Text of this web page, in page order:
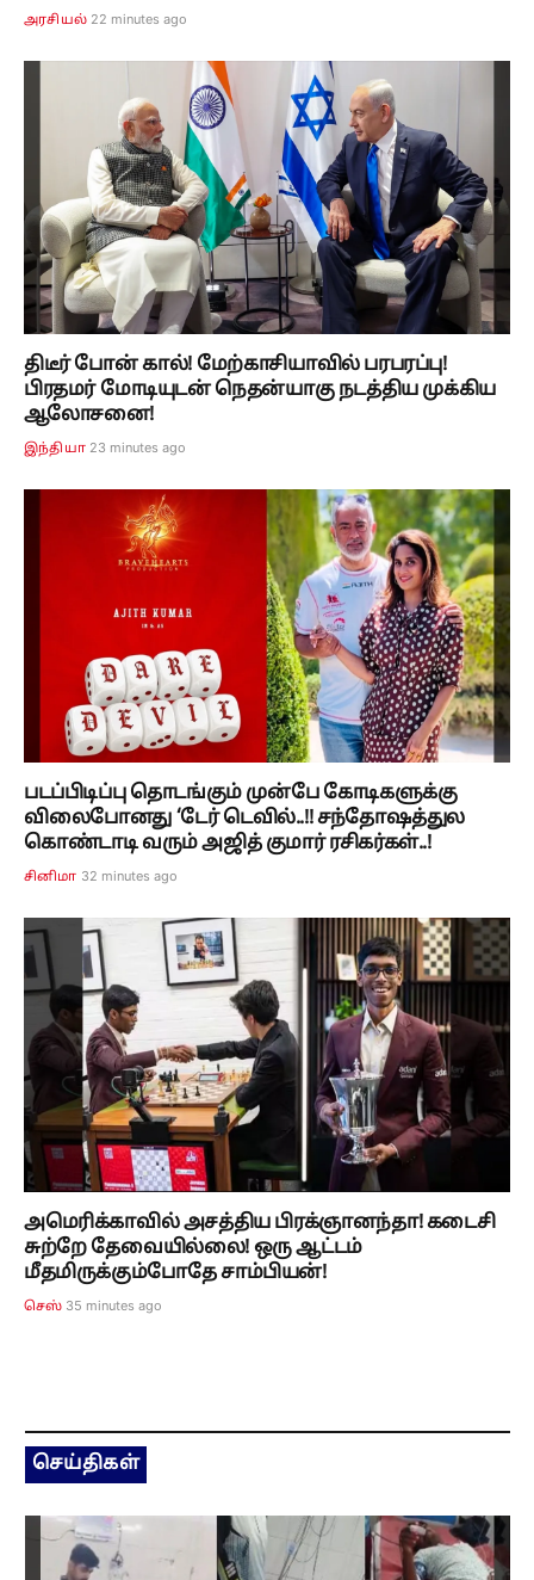
அரசியல் 22 minutes ago
திடீர் போன் கால்! மேற்காசியாவில் பரபரப்பு!
பிரதமர் மோடியுடன் நெதன்யாகு நடத்திய முக்கிய
ஆலோசனை!
இந்தியா 23 minutes ago
படப்பிடிப்பு தொடங்கும் முன்பே கோடிகளுக்கு
விலைபோனது ‘டேர் டெவில்..!! சந்தோஷத்துல
கொண்டாடி வரும் அஜித் குமார் ரசிகர்கள்..!
சினிமா 32 minutes ago
அமெரிக்காவில் அசத்திய பிரக்ஞானந்தா! கடைசி
சுற்றே தேவையில்லை! ஒரு ஆட்டம்
மீதமிருக்கும்போதே சாம்பியன்!
செஸ் 35 minutes ago
செய்திகள்